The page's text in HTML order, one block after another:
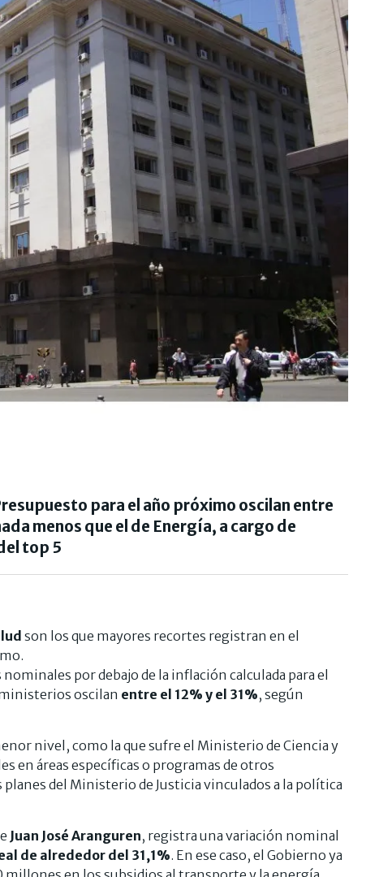
para el año próximo oscilan entre
menos que el de Energía, a cargo de
top 5
son los que mayores recortes registran en el
por debajo de la inflación calculada para el
oscilan entre el 12% y el 31%, según
nivel, como la que sufre el Ministerio de Ciencia y
en áreas específicas o programas de otros
del Ministerio de Justicia vinculados a la política
Juan José Aranguren, registra una variación nominal
de alrededor del 31,1%. En ese caso, el Gobierno ya